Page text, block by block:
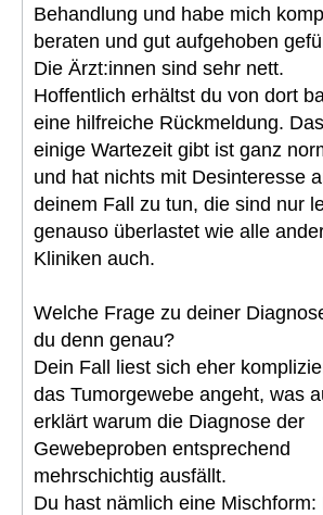
Behandlung und habe mich
beraten und gut aufgehoben
Die Ärzt:innen sind sehr nett.
Hoffentlich erhältst du von dort
eine hilfreiche Rückmeldung.
einige Wartezeit gibt ist ganz
und hat nichts mit Desinteresse
deinem Fall zu tun, die sind nur
genauso überlastet wie alle
Kliniken auch.
Welche Frage zu deiner
du denn genau?
Dein Fall liest sich eher
das Tumorgewebe angeht, was
erklärt warum die Diagnose der
Gewebeproben entsprechend
mehrschichtig ausfällt.
Du hast nämlich eine Mischform: